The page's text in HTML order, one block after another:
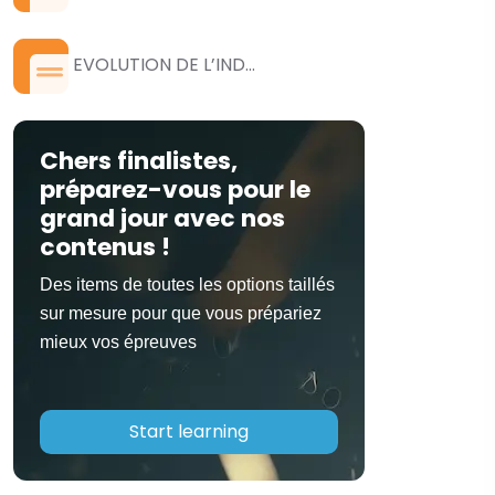
EVOLUTION DE L’IND...
Chers finalistes,
préparez-vous pour le
grand jour avec nos
contenus !
Des items de toutes les options taillés
sur mesure pour que vous prépariez
mieux vos épreuves
Start learning